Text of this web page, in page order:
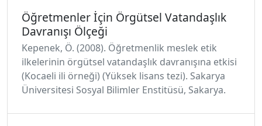
Öğretmenler İçin Örgütsel Vatandaşlık
Davranışı Ölçeği
Kepenek, Ö. (2008). Öğretmenlik meslek etik
ilkelerinin örgütsel vatandaşlık davranışına etkisi
(Kocaeli ili örneği) (Yüksek lisans tezi). Sakarya
Üniversitesi Sosyal Bilimler Enstitüsü, Sakarya.